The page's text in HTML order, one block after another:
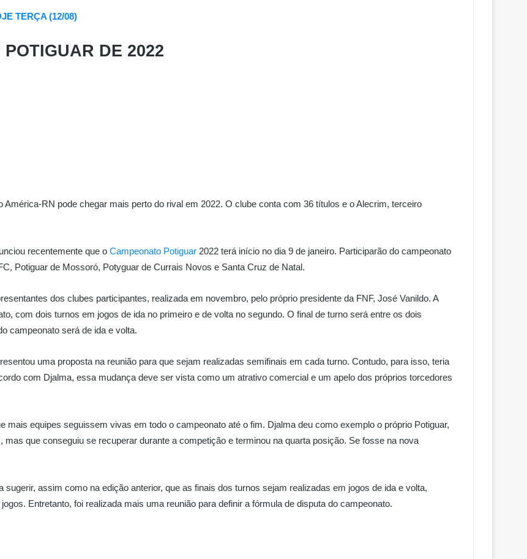
TERÇA (12/08)
DE 2022
América-RN pode chegar mais perto do rival em 2022. O clube conta com 36 títulos e o Alecrim, terceiro
recentemente que o Campeonato Potiguar 2022 terá início no dia 9 de janeiro. Participarão do campeonato
Potiguar de Mossoró, Potyguar de Currais Novos e Santa Cruz de Natal.
dos clubes participantes, realizada em novembro, pelo próprio presidente da FNF, José Vanildo. A
com dois turnos em jogos de ida no primeiro e de volta no segundo. O final de turno será entre os dois
campeonato será de ida e volta.
uma proposta na reunião para que sejam realizadas semifinais em cada turno. Contudo, para isso, teria
com Djalma, essa mudança deve ser vista como um atrativo comercial e um apelo dos próprios torcedores
mais equipes seguissem vivas em todo o campeonato até o fim. Djalma deu como exemplo o próprio Potiguar,
que conseguiu se recuperar durante a competição e terminou na quarta posição. Se fosse na nova
assim como na edição anterior, que as finais dos turnos sejam realizadas em jogos de ida e volta,
Entretanto, foi realizada mais uma reunião para definir a fórmula de disputa do campeonato.